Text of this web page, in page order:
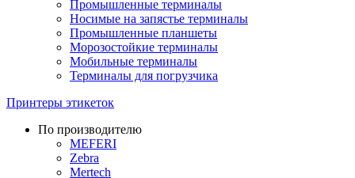
Промышленные терминалы
Носимые на запястье терминалы
Промышленные планшеты
Морозостойкие терминалы
Мобильные терминалы
Терминалы для погрузчика
Принтеры этикеток
По производителю
MEFERI
Zebra
Mertech